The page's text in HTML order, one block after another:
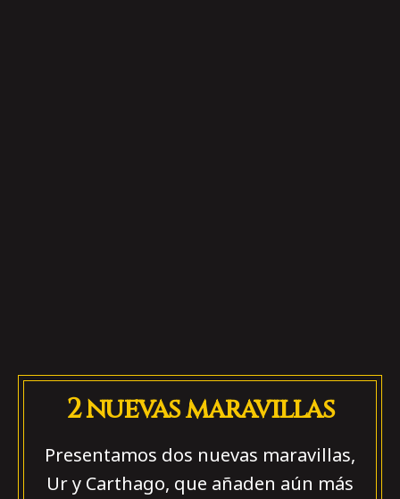
2 nuevas maravillas
Presentamos dos nuevas maravillas,
Ur y Carthago, que añaden aún más